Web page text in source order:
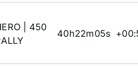
| 450
40h22m05s